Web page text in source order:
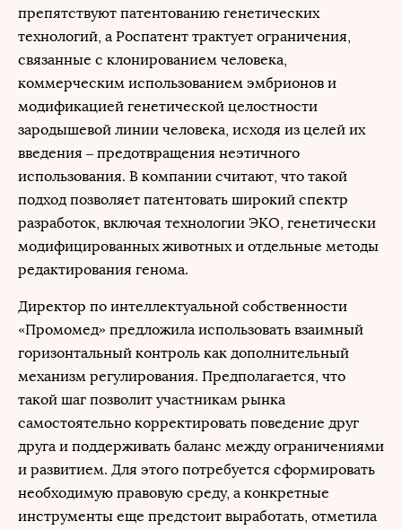
препятствуют патентованию генетических
технологий, а Роспатент трактует ограничения,
связанные с клонированием человека,
коммерческим использованием эмбрионов и
модификацией генетической целостности
зародышевой линии человека, исходя из целей их
введения – предотвращения неэтичного
использования. В компании считают, что такой
подход позволяет патентовать широкий спектр
разработок, включая технологии ЭКО, генетически
модифицированных животных и отдельные методы
редактирования генома.
Директор по интеллектуальной собственности
«Промомед» предложила использовать взаимный
горизонтальный контроль как дополнительный
механизм регулирования. Предполагается, что
такой шаг позволит участникам рынка
самостоятельно корректировать поведение друг
друга и поддерживать баланс между ограничениями
и развитием. Для этого потребуется сформировать
необходимую правовую среду, а конкретные
инструменты еще предстоит выработать, отметила